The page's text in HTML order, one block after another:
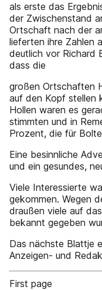
als erste das
der Zwischenstand
Ortschaft nach der
lieferten ihre Zahlen
deutlich vor Richard
dass die
großen Ortschaften
auf den Kopf stellen
Hollen waren es
stimmten und in
Prozent, die für
Eine besinnliche
und ein gesundes,
Viele Interessierte
gekommen. Wegen
draußen viele auf
bekannt gegeben
Das nächste Blattje
Anzeigen- und
First page